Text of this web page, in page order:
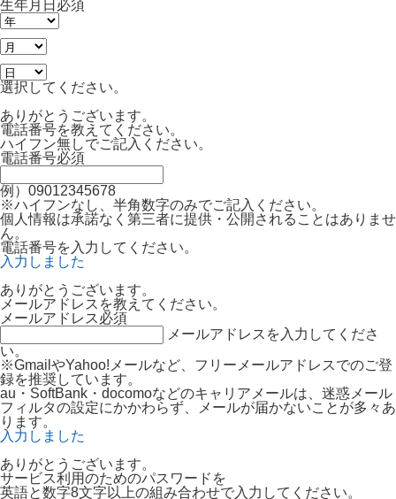
生年月日 必須
選択してください。
ありがとうございます。
電話番号を教えてください。
ハイフン無しでご記入ください。
電話番号必須
例）09012345678
※ハイフンなし、半角数字のみでご記入ください。
個人情報は承諾なく第三者に提供・公開されることはありませ
ん。
電話番号を入力してください。
入力しました
ありがとうございます。
メールアドレスを教えてください。
メールアドレス必須
メールアドレスを入力してくださ
い。
※GmailやYahoo!メールなど、フリーメールアドレスでのご登
録を推奨しています。
au・SoftBank・docomoなどのキャリアメールは、迷惑メール
フィルタの設定にかかわらず、メールが届かないことが多々あ
ります。
入力しました
ありがとうございます。
サービス利用のためのパスワードを
英語と数字8文字以上の組み合わせで入力してください。